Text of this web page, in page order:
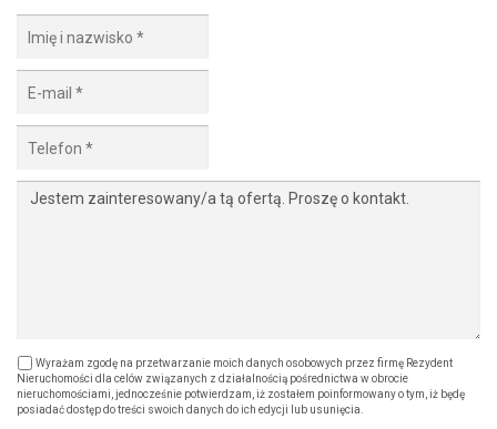
Wyrażam zgodę na przetwarzanie moich danych osobowych przez firmę Rezydent
Nieruchomości dla celów związanych z działalnością pośrednictwa w obrocie
nieruchomościami, jednocześnie potwierdzam, iż zostałem poinformowany o tym, iż będę
posiadać dostęp do treści swoich danych do ich edycji lub usunięcia.